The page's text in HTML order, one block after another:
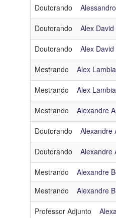
Doutorando
Doutorando Alex
Doutorando Alex
Mestrando Alex
Mestrando Alex
Mestrando Alexandre
Doutorando Alexandre
Doutorando Alexandre
Mestrando Alexandre
Mestrando
Alexandre
Professor Adjunto